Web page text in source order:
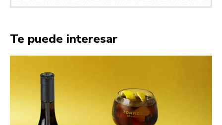
Te puede interesar